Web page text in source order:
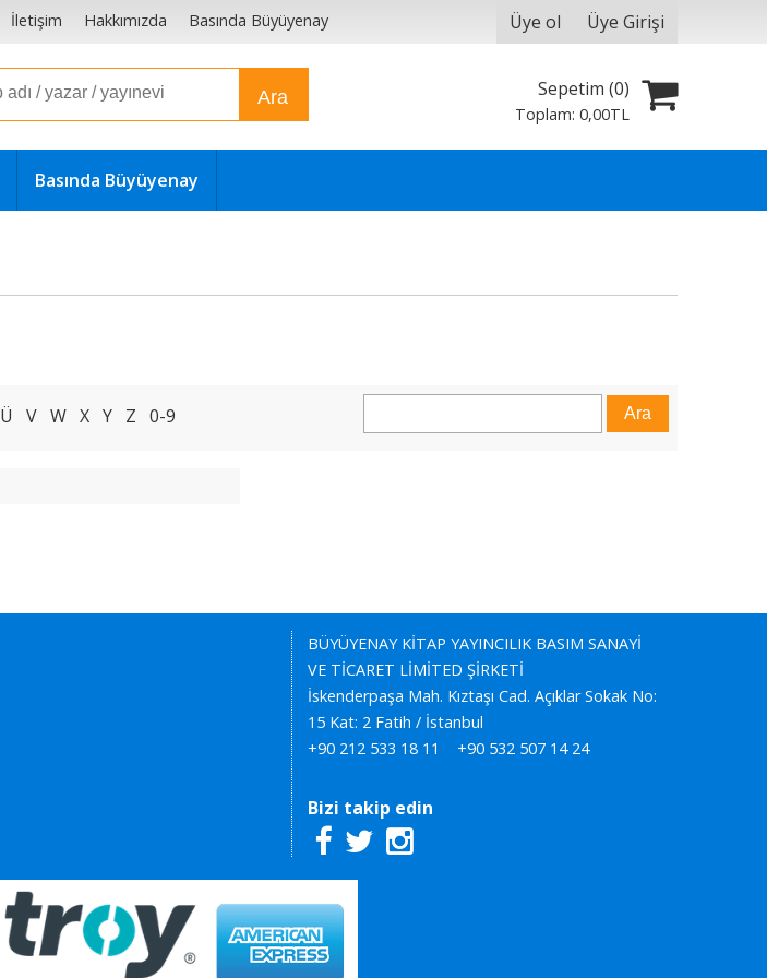
İletişim Hakkımızda Basında Büyüyenay Üye ol Üye Girişi
Ara Sepetim (0)
Toplam:0,00TL
Basında Büyüyenay
Ü V W X Y Z 0-9
BÜYÜYENAY KİTAP YAYINCILIK BASIM SANAYİ
VE TİCARET LİMİTED ŞİRKETİ
İskenderpaşa Mah. Kıztaşı Cad. Açıklar Sokak No:
15 Kat: 2 Fatih / İstanbul
+90 212 533 18 11
+90 532 507 14 24
Bizi takip edin